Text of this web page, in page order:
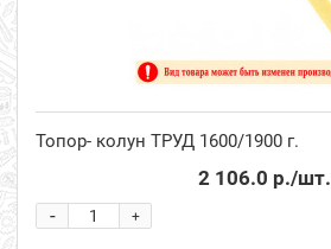
Топор- колун ТРУД 1600/1900 г.
2 106.0 р./шт.
+
-